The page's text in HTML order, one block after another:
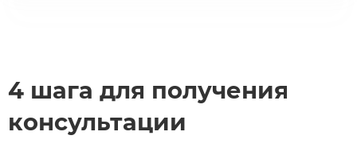
4 шага для получения
консультации